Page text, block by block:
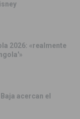
2026: «realmente
acercan el